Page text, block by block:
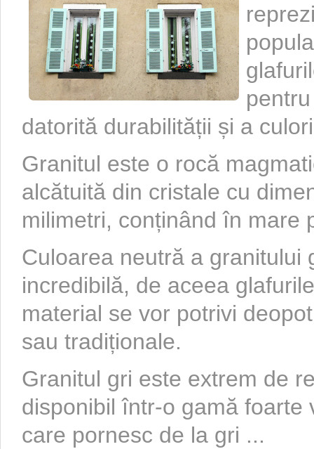
datorită durabilității și a
Granitul este o rocă
alcătuită din cristale cu
milimetri, conținând în mare
Culoarea neutră a granitului
incredibilă, de aceea
material se vor potrivi
sau tradiționale.
Granitul gri este extrem de
disponibil într-o gamă foarte
care pornesc de la gri ...